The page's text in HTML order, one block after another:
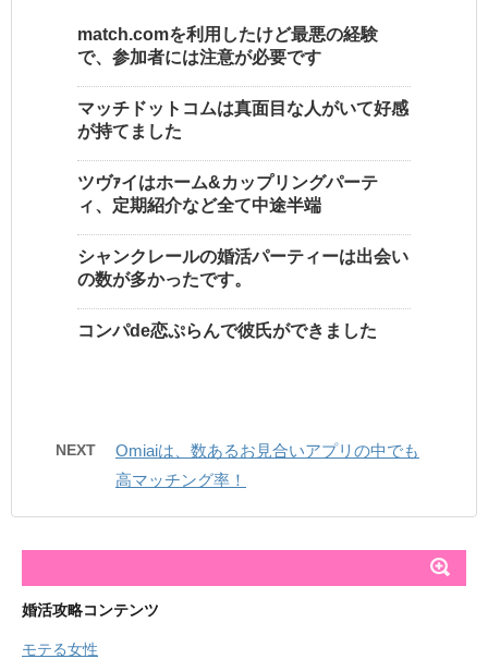
match.comを利用したけど最悪の経験
で、参加者には注意が必要です
マッチドットコムは真面目な人がいて好感
が持てました
ツヴｧイはホーム&カップリングパーテ
ィ、定期紹介など全て中途半端
シャンクレールの婚活パーティーは出会い
の数が多かったです。
コンパde恋ぷらんで彼氏ができました
NEXT
Omiaiは、数あるお見合いアプリの中でも
高マッチング率！
婚活攻略コンテンツ
モテる女性